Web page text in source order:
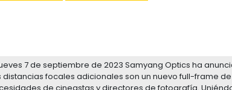
7 de septiembre de 2023 Samyang Optics ha
distancias focales adicionales son un nuevo full-frame de